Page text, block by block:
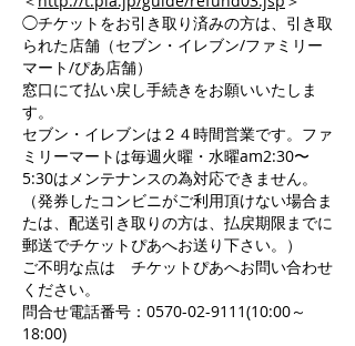
◯チケットをお引き取り済みの方は、引き取
られた店舗（セブン・イレブン/ファミリー
マート/ぴあ店舗）
窓口にて払い戻し手続きをお願いいたしま
す。
セブン・イレブンは２４時間営業です。ファ
ミリーマートは毎週火曜・水曜am2:30〜
5:30はメンテナンスの為対応できません。
（発券したコンビニがご利用頂けない場合ま
たは、配送引き取りの方は、払戻期限までに
郵送でチケットぴあへお送り下さい。）
ご不明な点は チケットぴあへお問い合わせ
ください。
問合せ電話番号：0570-02-9111(10:00～
18:00)